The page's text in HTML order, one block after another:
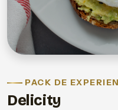
PACK DE
Delicity